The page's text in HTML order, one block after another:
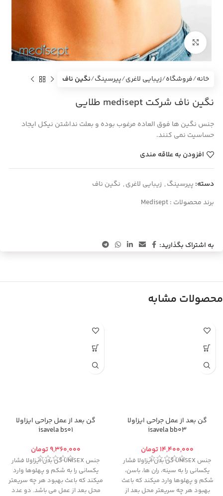
بزرگنمایی تصویر
خانه فروشگاه زیبایی لاغری پیرسینگ نگین ناف
نگین ناف شرکت medisept طلایی
جنس نگین ها فوق العاده مرغوب بوده و بعلت نداشتن نیکل ایجاد
حساسیت نمی کنند.
افزودن به علاقه مندی
دسته: پیرسینگ, زیبایی لاغری, نگین ناف
برند محصولات :Medisept
به اشتراک بگذارید:
محصولات مشابه
گن بعد از عمل جراحی ایزاولا
isavela bb03
تومان
جنس UNISEX گن بدن ایزاولا فشار
یکسانی را به سینه، ران ها، باسن،
شکم و پهلوها وارد میکند که باعث
بهبود هر چه سریعتر محل بعد از
گن بعد از عمل جراحی ایزاولا
isavela bs01
تومان
جنس UNISEX گن بدن ایزاولا فشار
یکسانی را به شکم و پهلوها وارد
میکند که باعث بهبود هر چه سریعتر
محل بعد از عمل می باشد. دو عدد